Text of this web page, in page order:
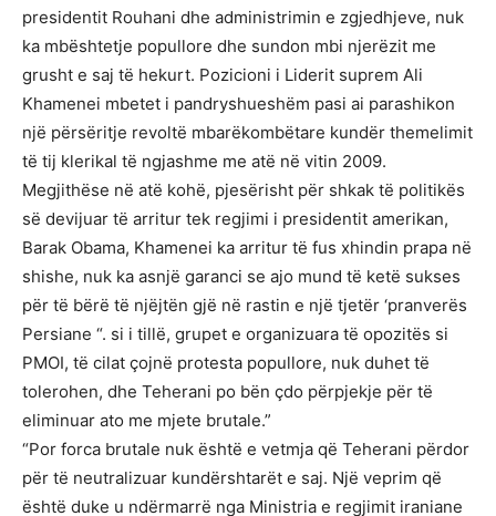
presidentit Rouhani dhe administrimin e zgjedhjeve, nuk
ka mbështetje popullore dhe sundon mbi njerëzit me
grusht e saj të hekurt. Pozicioni i Liderit suprem Ali
Khamenei mbetet i pandryshueshëm pasi ai parashikon
një përsëritje revoltë mbarëkombëtare kundër themelimit
të tij klerikal të ngjashme me atë në vitin 2009.
Megjithëse në atë kohë, pjesërisht për shkak të politikës
së devijuar të arritur tek regjimi i presidentit amerikan,
Barak Obama, Khamenei ka arritur të fus xhindin prapa në
shishe, nuk ka asnjë garanci se ajo mund të ketë sukses
për të bërë të njëjtën gjë në rastin e një tjetër ‘pranverës
Persiane “. si i tillë, grupet e organizuara të opozitës si
PMOI, të cilat çojnë protesta popullore, nuk duhet të
tolerohen, dhe Teherani po bën çdo përpjekje për të
eliminuar ato me mjete brutale.”
“Por forca brutale nuk është e vetmja që Teherani përdor
për të neutralizuar kundërshtarët e saj. Një veprim që
është duke u ndërmarrë nga Ministria e regjimit iraniane